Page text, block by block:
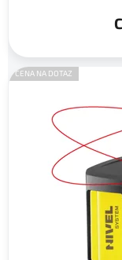
CENA NA DOTAZ